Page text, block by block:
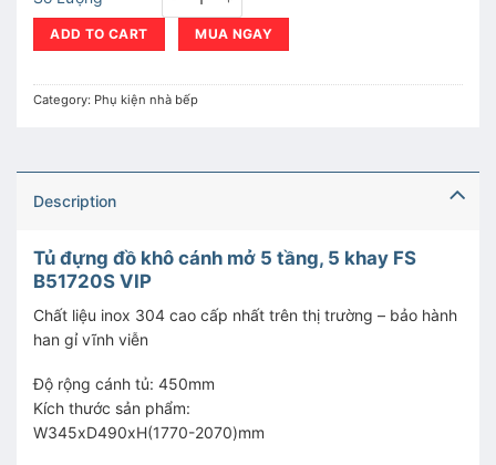
ADD TO CART MUA NGAY
Category: Phụ kiện nhà bếp
Description
Tủ đựng đồ khô cánh mở 5 tầng, 5 khay FS
B51720S VIP
Chất liệu inox 304 cao cấp nhất trên thị trường – bảo hành
han gỉ vĩnh viễn
Độ rộng cánh tủ: 450mm
Kích thước sản phẩm:
W345xD490xH(1770-2070)mm